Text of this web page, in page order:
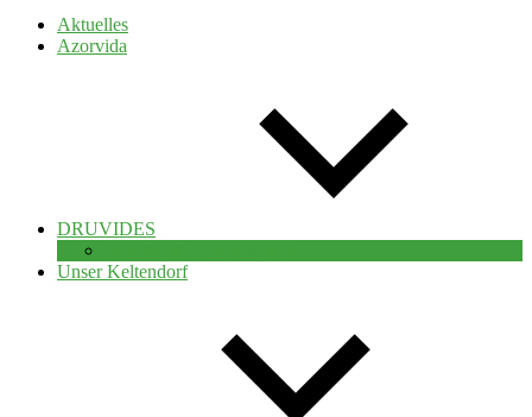
Aktuelles
Azorvida
DRUVIDES
Unser Keltendorf